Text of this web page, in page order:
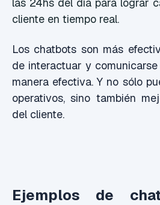
las 24hs del día para lograr
cliente en tiempo real.
Los chatbots son más
de interactuar y
manera efectiva. Y no sólo
operativos, sino también
del cliente.
Ejemplos de